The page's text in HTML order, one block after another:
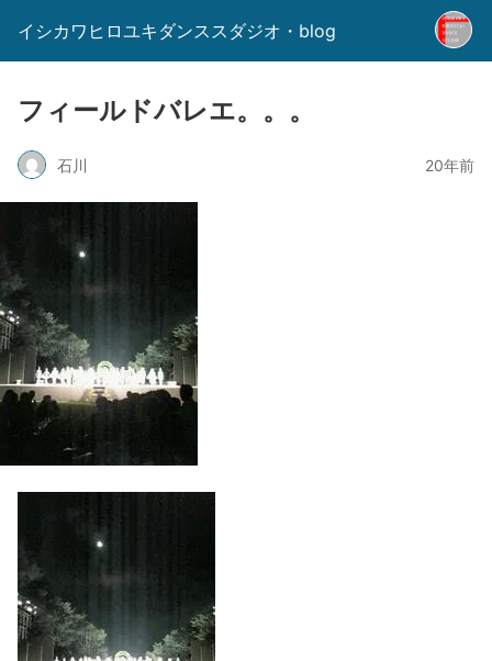
イシカワヒロユキダンススダジオ・blog
フィールドバレエ。。。
石川 20年前